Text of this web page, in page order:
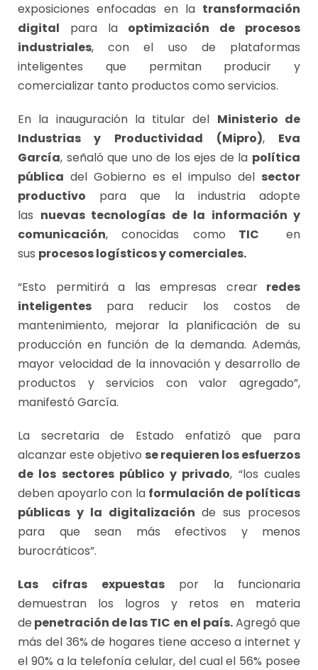
exposiciones enfocadas en la transformación
digital para la optimización de procesos
industriales, con el uso de plataformas
inteligentes que permitan producir y
comercializar tanto productos como servicios.
En la inauguración la titular del Ministerio de
Industrias y Productividad
(Mipro), Eva
García, señaló que uno de los ejes de la política
pública del Gobierno es el impulso del sector
productivo para que la industria adopte
las nuevas tecnologías de la información y
comunicación, conocidas como TIC
en
sus procesos logísticos y comerciales.
“Esto permitirá a las empresas crearredes
inteligentes para reducir los costos de
mantenimiento, mejorar la planificación de su
producción en función de la demanda. Además,
mayor velocidad de la innovación y desarrollo de
productos y servicios con valor agregado”,
manifestó García.
La secretaria de Estado enfatizó que para
alcanzar este objetivo se requieren los esfuerzos
de los sectores público y privado, “los cuales
deben apoyarlo con la formulación de políticas
públicas y la digitalización de sus procesos
para que sean más efectivos y menos
burocráticos”.
Las cifras expuestaspor la funcionaria
demuestran los logros y retos en materia
de penetración de las TIC en el país.Agregó que
más del 36% de hogares tiene acceso a internet y
el 90% a la telefonía celular, del cual el 56% posee